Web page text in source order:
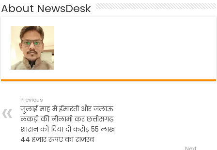
b
o
o
k
A a
About NewsDesk
Previous
जुलाई माह में ईमारती और जलाऊ
लकड़ी की नीलामी कर छत्तीसगढ़
शासन को दिया दो करोड़ 55 लाख
44 हजार रुपए का राजस्व
Next